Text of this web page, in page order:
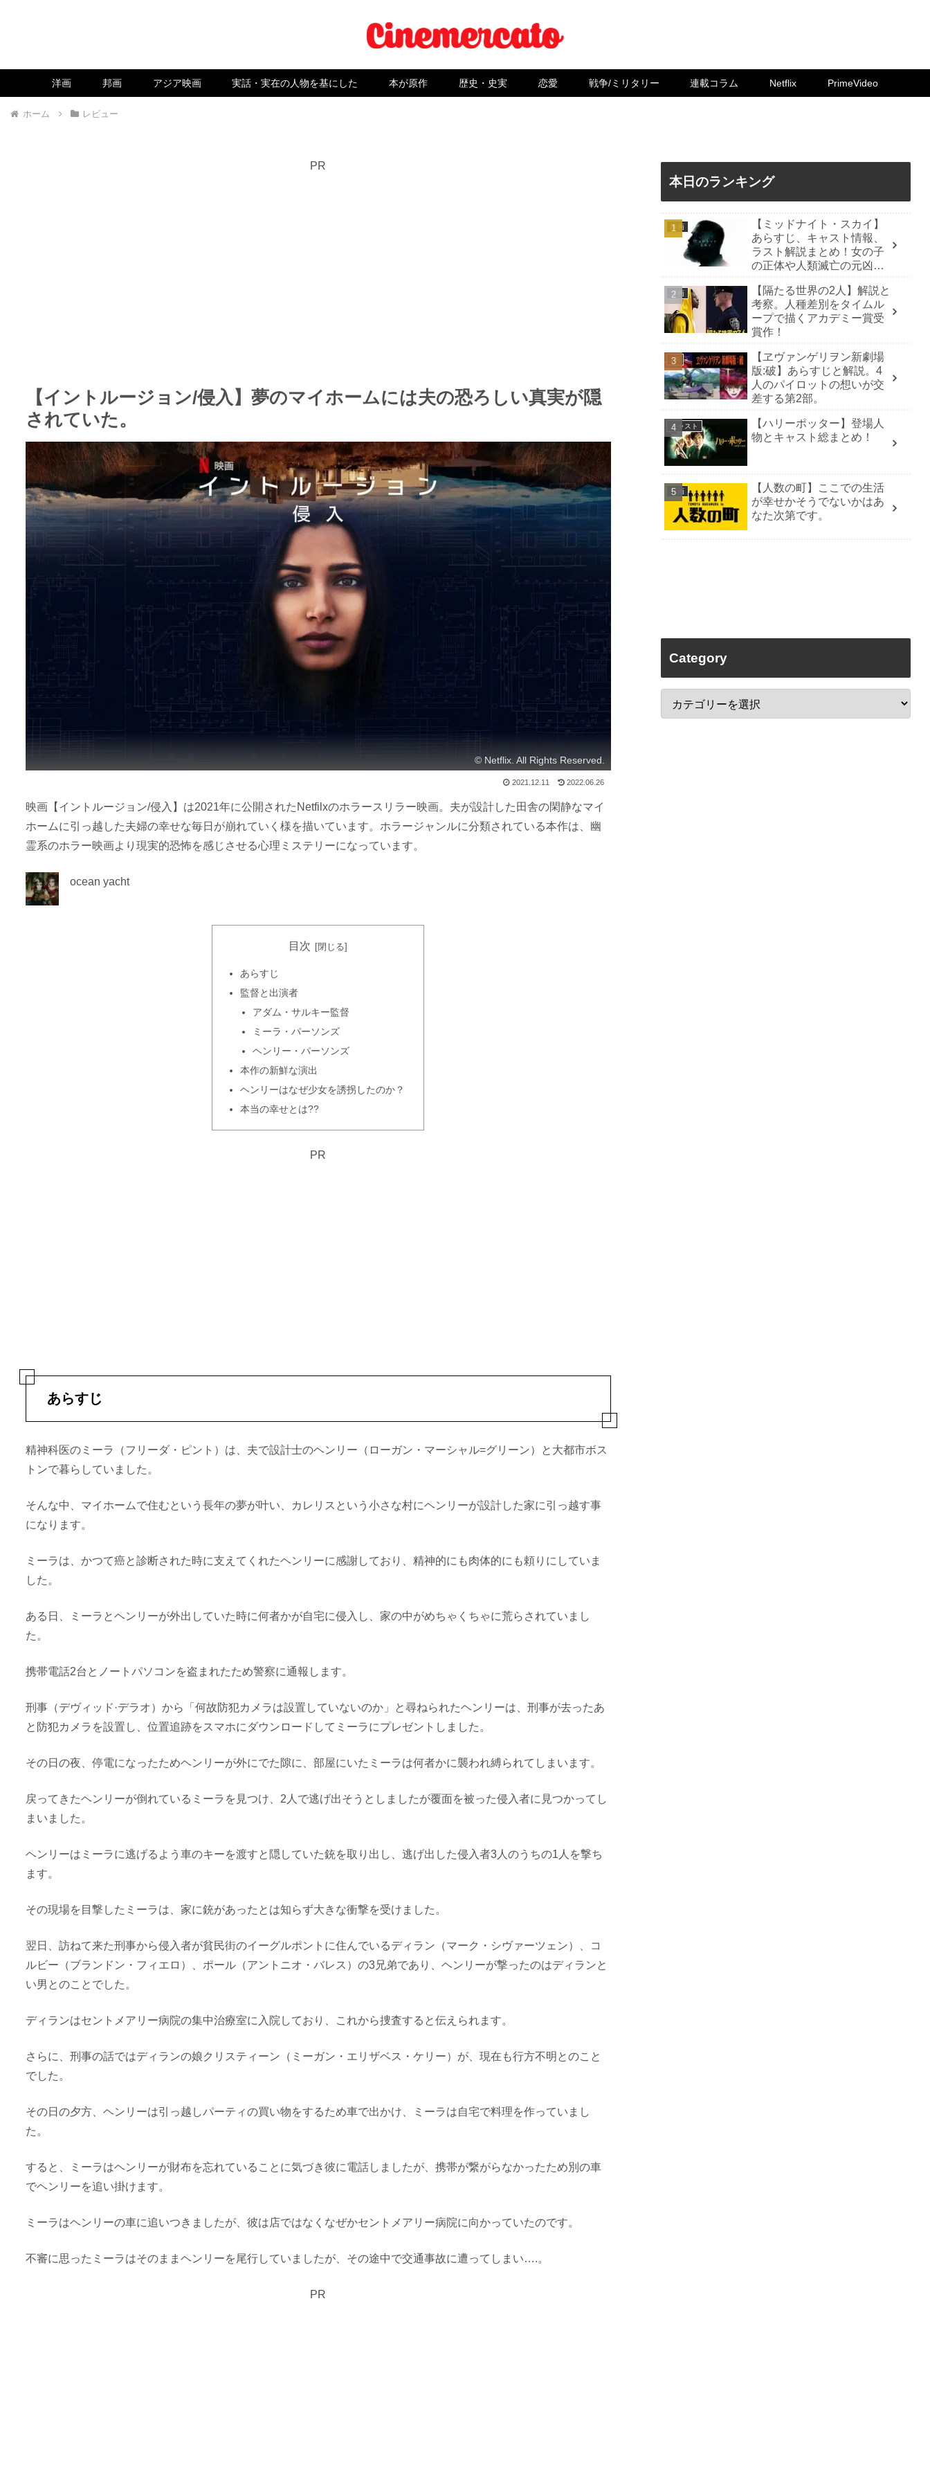
洋画 邦画 アジア映画 実話・実在の人物を基にした 本が原作 歴史・史実 恋愛 戦争/ミリタリー 連載コラム Netflix PrimeVideo
ホーム レビュー
PR
【イントルージョン/侵入】夢のマイホームには夫の恐ろしい真実が隠
されていた。
© Netflix. All Rights Reserved.
2021.12.11 2022.06.26
映画【イントルージョン/侵入】は2021年に公開されたNetfilxのホラースリラー映画。夫が設計した田舎の閑静なマイ
ホームに引っ越した夫婦の幸せな毎日が崩れていく様を描いています。ホラージャンルに分類されている本作は、幽
霊系のホラー映画より現実的恐怖を感じさせる心理ミステリーになっています。
ocean yacht
目次
あらすじ
監督と出演者
アダム・サルキー監督
ミーラ・パーソンズ
ヘンリー・パーソンズ
本作の新鮮な演出
ヘンリーはなぜ少女を誘拐したのか？
本当の幸せとは??
PR
あらすじ
精神科医のミーラ（フリーダ・ピント）は、夫で設計士のヘンリー（ローガン・マーシャル=グリーン）と大都市ボス
トンで暮らしていました。
そんな中、マイホームで住むという長年の夢が叶い、カレリスという小さな村にヘンリーが設計した家に引っ越す事
になります。
ミーラは、かつて癌と診断された時に支えてくれたヘンリーに感謝しており、精神的にも肉体的にも頼りにしていま
した。
ある日、ミーラとヘンリーが外出していた時に何者かが自宅に侵入し、家の中がめちゃくちゃに荒らされていまし
た。
携帯電話2台とノートパソコンを盗まれたため警察に通報します。
刑事（デヴィッド·デラオ）から「何故防犯カメラは設置していないのか」と尋ねられたヘンリーは、刑事が去ったあ
と防犯カメラを設置し、位置追跡をスマホにダウンロードしてミーラにプレゼントしました。
その日の夜、停電になったためヘンリーが外にでた隙に、部屋にいたミーラは何者かに襲われ縛られてしまいます。
戻ってきたヘンリーが倒れているミーラを見つけ、2人で逃げ出そうとしましたが覆面を被った侵入者に見つかってし
まいました。
ヘンリーはミーラに逃げるよう車のキーを渡すと隠していた銃を取り出し、逃げ出した侵入者3人のうちの1人を撃ち
ます。
その現場を目撃したミーラは、家に銃があったとは知らず大きな衝撃を受けました。
翌日、訪ねて来た刑事から侵入者が貧民街のイーグルポントに住んでいるディラン（マーク・シヴァーツェン）、コ
ルビー（ブランドン・フィエロ）、ポール（アントニオ・バレス）の3兄弟であり、ヘンリーが撃ったのはディランと
い男とのことでした。
ディランはセントメアリー病院の集中治療室に入院しており、これから捜査すると伝えられます。
さらに、刑事の話ではディランの娘クリスティーン（ミーガン・エリザベス・ケリー）が、現在も行方不明とのこと
でした。
その日の夕方、ヘンリーは引っ越しパーティの買い物をするため車で出かけ、ミーラは自宅で料理を作っていまし
た。
すると、ミーラはヘンリーが財布を忘れていることに気づき彼に電話しましたが、携帯が繋がらなかったため別の車
でヘンリーを追い掛けます。
ミーラはヘンリーの車に追いつきましたが、彼は店ではなくなぜかセントメアリー病院に向かっていたのです。
不審に思ったミーラはそのままヘンリーを尾行していましたが、その途中で交通事故に遭ってしまい….。
PR
本日のランキング
洋画
【ミッドナイト・スカイ】
あらすじ、キャスト情報、
ラスト解説まとめ！女の子
の正体や人類滅亡の元凶
洋画
【隔たる世界の2人】解説と
考察。人種差別をタイムル
ープで描くアカデミー賞受
賞作！
SF
【ヱヴァンゲリヲン新劇場
版:破】あらすじと解説。4
人のパイロットの想いが交
差する第2部。
キャスト
【ハリーポッター】登場人
物とキャスト総まとめ！
邦画
【人数の町】ここでの生活
が幸せかそうでないかはあ
なた次第です。
Category